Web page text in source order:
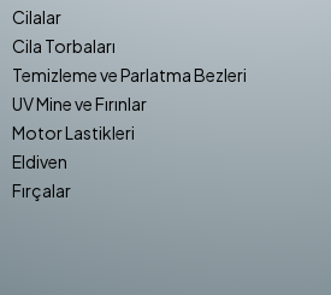
Cilalar
Cila Torbaları
Temizleme ve Parlatma Bezleri
UV Mine ve Fırınlar
Motor Lastikleri
Eldiven
Fırçalar